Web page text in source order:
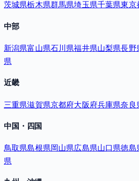
茨城県栃木県群馬県埼玉県千葉県東京
中部
新潟県富山県石川県福井県山梨県長野
県
近畿
三重県滋賀県京都府大阪府兵庫県奈良
中国・四国
鳥取県島根県岡山県広島県山口県徳島
県